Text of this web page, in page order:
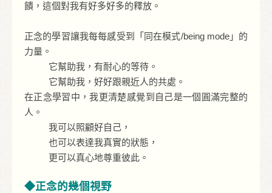
饋，這個對我有好多好多的釋放。
正念的學習讓我每每感受到「同在模式/being mode」的
力量。
它幫助我，有耐心的等待。
它幫助我，好好跟親近人的共處。
在正念學習中，我更清楚感覺到自己是一個圓滿完整的
人。
我可以照顧好自己，
也可以表達我真實的狀態，
更可以真心地尊重彼此。
◆正念的幾個視野